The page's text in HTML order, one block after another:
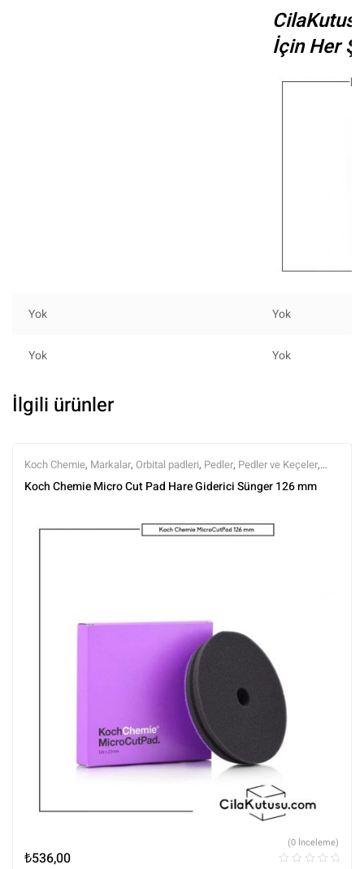
İçin Her
Yok Yok
Yok Yok
İlgili ürünler
Koch Chemie, Markalar, Orbital padleri, Pedler, Pedler ve Keçeler,
Polisaj,Polisaj ve Parlatma,Tüm Ürünler,Tüm Ürünler
Koch Chemie Micro Cut Pad Hare Giderici Sünger 126 mm
₺536,00
(0 İnceleme)